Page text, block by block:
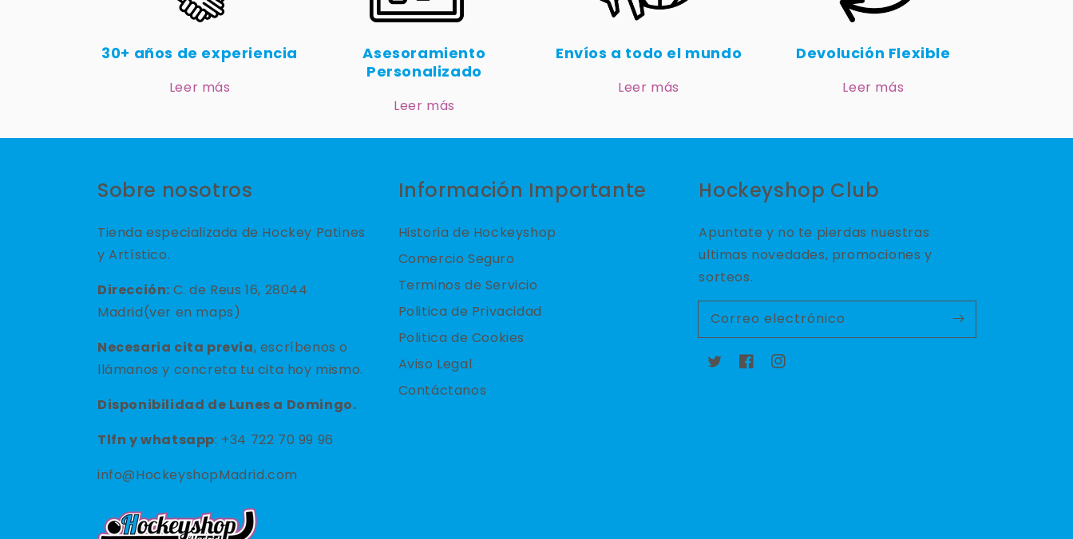
30+ años de experiencia
Leer más
Asesoramiento
Personalizado
Leer más
Envíos a todo el mundo
Leer más
Devolución Flexible
Leer más
Sobre nosotros
Tienda especializada de Hockey Patines
y Artístico.
Dirección: C. de Reus 16, 28044
Madrid(ver en maps)
Necesaria cita previa, escríbenos o
llámanos y concreta tu cita hoy mismo.
Disponibilidad de Lunes a Domingo.
Tlfn ywhatsapp: +34 722 70 99 96
info@HockeyshopMadrid.com
Información Importante
Historia de Hockeyshop
Comercio Seguro
Terminos de Servicio
Politica de Privacidad
Politica de Cookies
Aviso Legal
Contáctanos
Hockeyshop Club
Apuntate y no te pierdas nuestras
ultimas novedades, promociones y
sorteos.
Correo electrónico
TwitterFacebookInstagram